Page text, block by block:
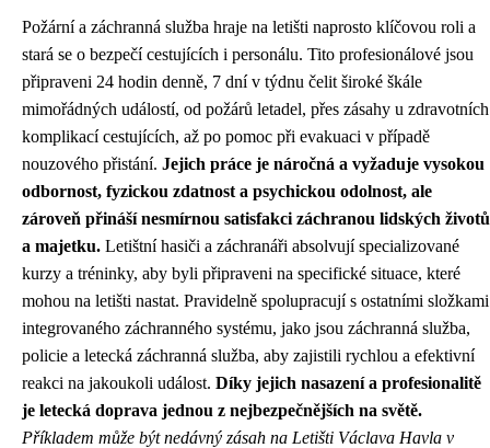
Požární a záchranná služba hraje na letišti naprosto klíčovou roli a
stará se o bezpečí cestujících i personálu. Tito profesionálové jsou
připraveni 24 hodin denně, 7 dní v týdnu čelit široké škále
mimořádných událostí, od požárů letadel, přes zásahy u zdravotních
komplikací cestujících, až po pomoc při evakuaci v případě
nouzového přistání. Jejich práce je náročná a vyžaduje vysokou
odbornost, fyzickou zdatnost a psychickou odolnost, ale
zároveň přináší nesmírnou satisfakci záchranou lidských životů
a majetku. Letištní hasiči a záchranáři absolvují specializované
kurzy a tréninky, aby byli připraveni na specifické situace, které
mohou na letišti nastat. Pravidelně spolupracují s ostatními složkami
integrovaného záchranného systému, jako jsou záchranná služba,
policie a letecká záchranná služba, aby zajistili rychlou a efektivní
reakci na jakoukoli událost. Díky jejich nasazení a profesionalitě
je letecká doprava jednou z nejbezpečnějších na světě.
Příkladem může být nedávný zásah na Letišti Václava Havla v